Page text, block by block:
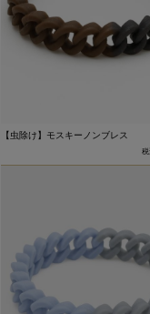
【虫除け】モスキーノンブレス